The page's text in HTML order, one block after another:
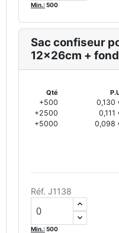
Min.:500
Sac confiseur
12x26cm +
Qté
+500
0,130
+2500
0,111
+5000
0,098
Réf. J1138
Min.:500